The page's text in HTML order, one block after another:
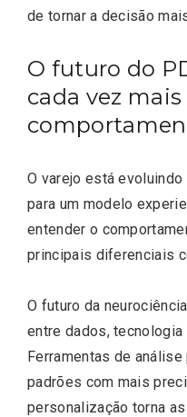
de tornar a decisão
O futuro do
cada vez
O varejo está
para um modelo
entender o
principais diferenciais
O futuro da
entre dados, tecnologia
Ferramentas de
padrões com mais
personalização torna